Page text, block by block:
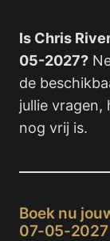
Is Chris
05-2027?
de
jullie vragen,
nog vrij is.
Boek nu
07-05-2027